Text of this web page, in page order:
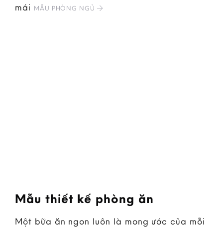
mái MẪU PHÒNG NGỦ
Mẫu thiết kế phòng ăn
Một bữa ăn ngon luôn là mong ước của mỗi